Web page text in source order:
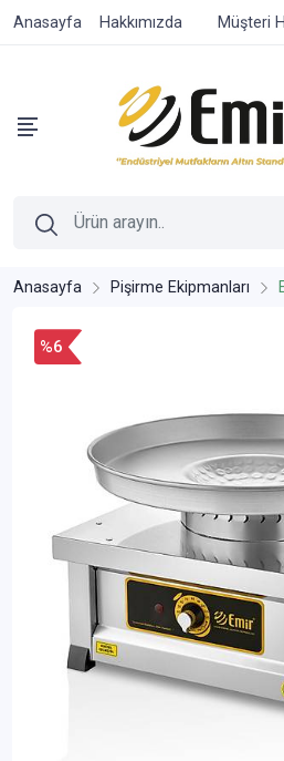
Anasayfa Hakkımızda Müşteri
Anasayfa Pişirme Ekipmanları
%6